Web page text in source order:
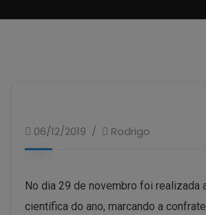
06/12/2019 Rodrigo
No dia 29 de novembro foi realizada
científica do ano, marcando a